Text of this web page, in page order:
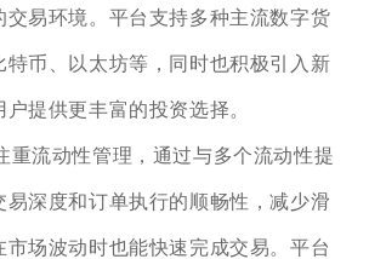
交易环境。平台支持多种主流数字货
特币、以太坊等，同时也积极引入新
提供更丰富的投资选择。
重流动性管理，通过与多个流动性提
易深度和订单执行的顺畅性，减少滑
市场波动时也能快速完成交易。平台